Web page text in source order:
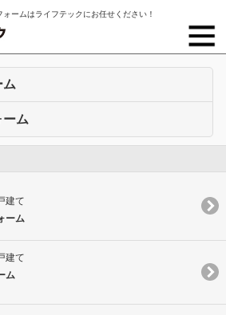
ームはライフテックにお任せください！
ム
ーム
建て
ーム
建て
ム